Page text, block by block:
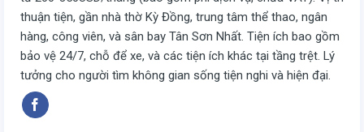
thuận tiện, gần nhà thờ Kỳ Đồng, trung tâm thể thao, ngân
hàng, công viên, và sân bay Tân Sơn Nhất. Tiện ích bao gồm
bảo vệ 24/7, chỗ để xe, và các tiện ích khác tại tầng trệt. Lý
tưởng cho người tìm không gian sống tiện nghi và hiện đại.